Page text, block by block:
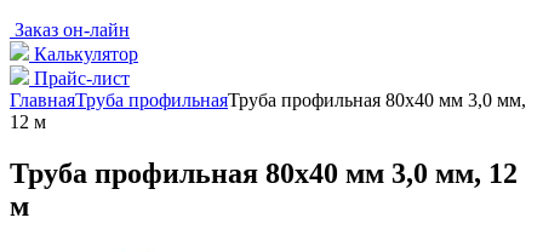
Заказ он-лайн
Калькулятор
Прайс-лист
ГлавнаяТруба профильнаяТруба профильная 80х40 мм 3,0 мм,
12 м
Труба профильная 80х40 мм 3,0 мм, 12
м